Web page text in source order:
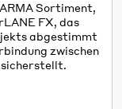
Sortiment,
FX, das
abgestimmt
zwischen
sicherstellt.